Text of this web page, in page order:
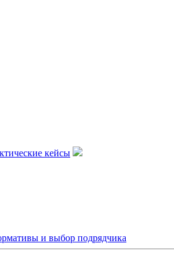
кейсы
и выбор подрядчика